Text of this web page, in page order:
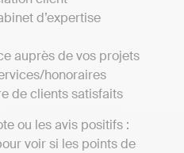
d’expertise
auprès de vos projets
honoraires
de clients satisfaits
ou les avis positifs :
voir si les points de